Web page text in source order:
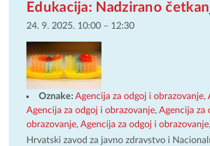
Edukacija: Nadzirano
24. 9. 2025. 10:00 – 12:30
Oznake:Agencija za odgoj i obrazovanje,
Agencija za odgoj i obrazovanje, Agencija za
obrazovanje, Agencija za odgoj i obrazovanje,
Hrvatski zavod za javno zdravstvo i